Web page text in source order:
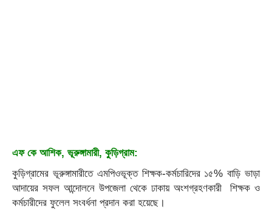
এফ কে আশিক, ভূরুঙ্গামারী, কুড়িগ্রাম:
কুড়িগ্রামের ভূরুঙ্গামারীতে এমপিওভূক্ত শিক্ষক-কর্মচারিদের ১৫% বাড়ি ভাড়া
আদায়ের সফল আন্দোলনে উপজেলা থেকে ঢাকায় অংশগ্রহণকারী শিক্ষক ও
কর্মচারীদের ফুলেল সংবর্ধনা প্রদান করা হয়েছে।